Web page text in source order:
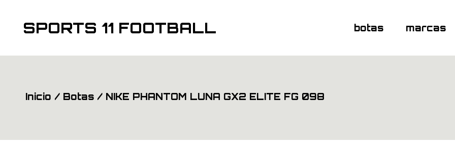
contenidoSPORTS 11 FOOTBALL botas marcas
Inicio Botas NIKE PHANTOM LUNA GX2 ELITE FG 098